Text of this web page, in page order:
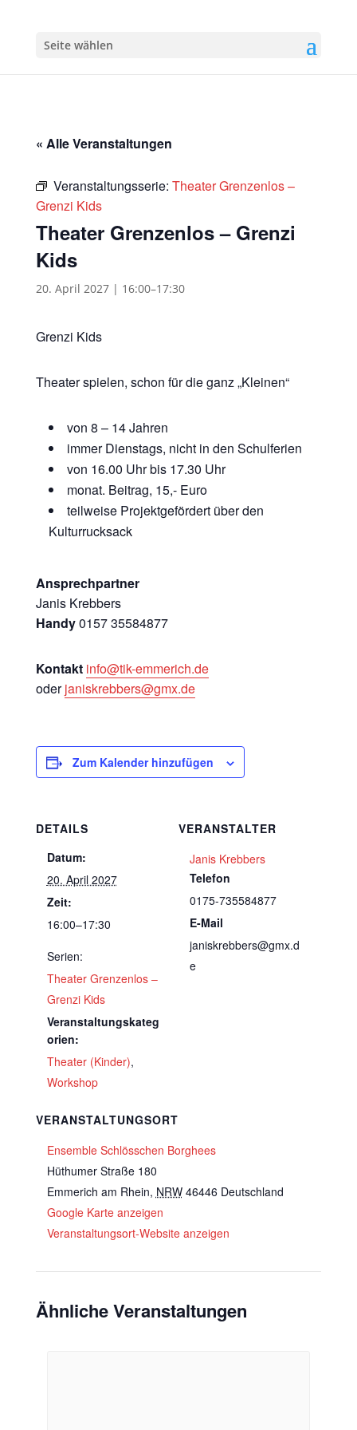
Seite wählen
« Alle Veranstaltungen
Veranstaltungsserie: Theater Grenzenlos –
Grenzi Kids
Theater Grenzenlos – Grenzi
Kids
20. April 2027 | 16:00–17:30
Grenzi Kids
Theater spielen, schon für die ganz „Kleinen“
von 8 – 14 Jahren
immer Dienstags, nicht in den Schulferien
von 16.00 Uhr bis 17.30 Uhr
monat. Beitrag, 15,- Euro
teilweise Projektgefördert über den
Kulturrucksack
Ansprechpartner
Janis Krebbers
Handy0157 35584877
Kontakt info@tik-emmerich.de
oderjaniskrebbers@gmx.de
Zum Kalender hinzufügen
DETAILS
Datum:
20. April 2027
Zeit:
16:00–17:30
Serien:
Theater Grenzenlos –
Grenzi Kids
Veranstaltungskateg
orien:
Theater (Kinder),
Workshop
VERANSTALTUNGSORT
Ensemble Schlösschen Borghees
Hüthumer Straße 180
Emmerich am Rhein, NRW 46446 Deutschland
Google Karte anzeigen
Veranstaltungsort-Website anzeigen
VERANSTALTER
Janis Krebbers
Telefon
0175-735584877
E-Mail
janiskrebbers@gmx.d
e
Ähnliche Veranstaltungen